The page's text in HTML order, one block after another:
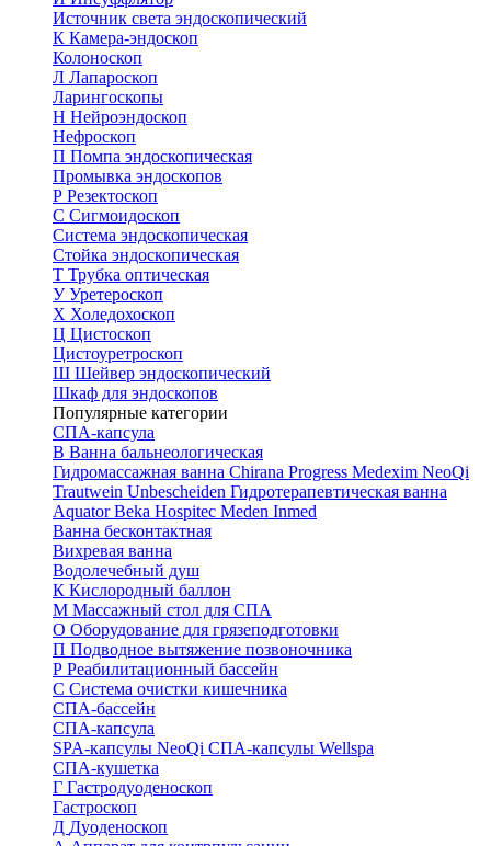
Источник света эндоскопический
К Камера-эндоскоп
Колоноскоп
Л Лапароскоп
Ларингоскопы
Н Нейроэндоскоп
Нефроскоп
П Помпа эндоскопическая
Промывка эндоскопов
Р Резектоскоп
С Сигмоидоскоп
Система эндоскопическая
Стойка эндоскопическая
Т Трубка оптическая
УУретероскоп
Х Холедохоскоп
Ц Цистоскоп
Цистоуретроскоп
Ш Шейвер эндоскопический
Шкаф для эндоскопов
Популярные категории
СПА-капсула
В Ванна бальнеологическая
Гидромассажная ванна Chirana Progress Medexim NeoQi
Trautwein Unbescheiden Гидротерапевтическая ванна
AquatorBeka Hospitec Meden Inmed
Ванна бесконтактная
Вихревая ванна
Водолечебный душ
К Кислородный баллон
М Массажный стол для СПА
О Оборудование для грязеподготовки
П Подводное вытяжение позвоночника
Р Реабилитационный бассейн
С Система очистки кишечника
СПА-бассейн
СПА-капсула
SPA-капсулы NeoQi СПА-капсулы Wellspa
СПА-кушетка
Г Гастродуоденоскоп
Гастроскоп
Д Дуоденоскоп